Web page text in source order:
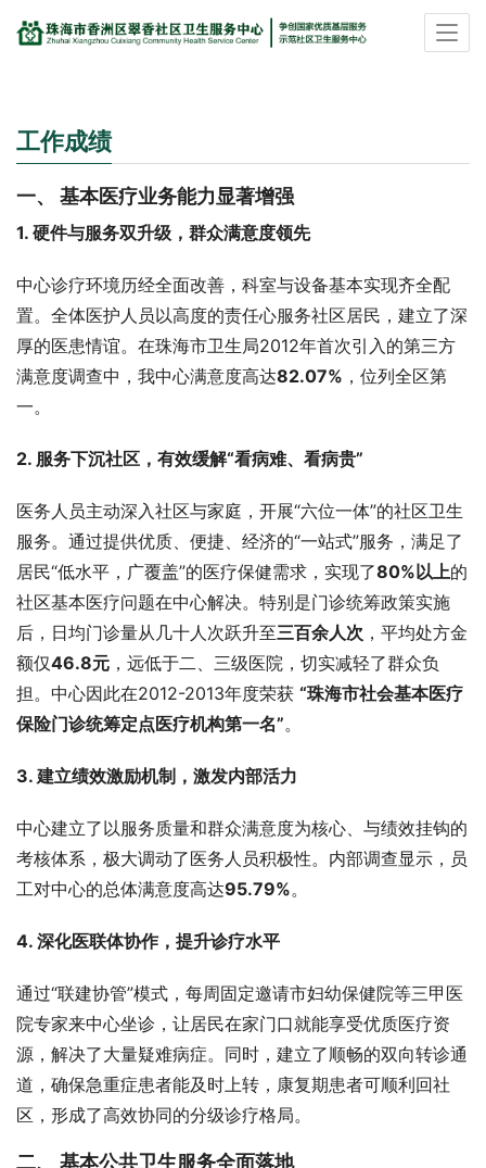
工作成绩
一、 基本医疗业务能力显著增强
1. 硬件与服务双升级，群众满意度领先
中心诊疗环境历经全面改善，科室与设备基本实现齐全配
置。全体医护人员以高度的责任心服务社区居民，建立了深
厚的医患情谊。在珠海市卫生局2012年首次引入的第三方
满意度调查中，我中心满意度高达82.07% ，位列全区第
一。
2. 服务下沉社区，有效缓解“看病难、看病贵”
医务人员主动深入社区与家庭，开展“六位一体”的社区卫生
服务。通过提供优质、便捷、经济的“一站式”服务，满足了
居民“低水平，广覆盖”的医疗保健需求，实现了80%以上的
社区基本医疗问题在中心解决。特别是门诊统筹政策实施
后，日均门诊量从几十人次跃升至三百余人次 ，平均处方金
额仅46.8元 ，远低于二、三级医院，切实减轻了群众负
担。中心因此在2012-2013年度荣获 “珠海市社会基本医疗
保险门诊统筹定点医疗机构第一名”。
3. 建立绩效激励机制，激发内部活力
中心建立了以服务质量和群众满意度为核心、与绩效挂钩的
考核体系，极大调动了医务人员积极性。内部调查显示，员
工对中心的总体满意度高达95.79%。
4. 深化医联体协作，提升诊疗水平
通过“联建协管”模式，每周固定邀请市妇幼保健院等三甲医
院专家来中心坐诊，让居民在家门口就能享受优质医疗资
源，解决了大量疑难病症。同时，建立了顺畅的双向转诊通
道，确保急重症患者能及时上转，康复期患者可顺利回社
区，形成了高效协同的分级诊疗格局。
二、 基本公共卫生服务全面落地